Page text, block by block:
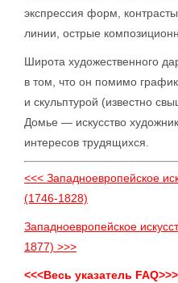
экспрессия форм,
линии, острые
Широта художественного
в том, что он помимо
и скульптурой (известно
Домье — искусство
интересов трудящихся.
<<< Западноевропейское
(1746-1828)
Западноевропейское
1877) >>>
<<<Весь указатель FAQ>>>